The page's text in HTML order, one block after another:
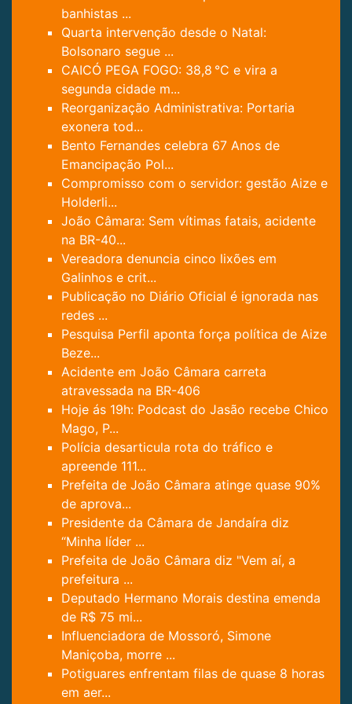
banhistas ...
Quarta intervenção desde o Natal:
Bolsonaro segue ...
CAICÓ PEGA FOGO: 38,8 °C e vira a
segunda cidade m...
Reorganização Administrativa: Portaria
exonera tod...
Bento Fernandes celebra 67 Anos de
Emancipação Pol...
Compromisso com o servidor: gestão Aize e
Holderli...
João Câmara: Sem vítimas fatais, acidente
na BR-40...
Vereadora denuncia cinco lixões em
Galinhos e crit...
Publicação no Diário Oficial é ignorada nas
redes ...
Pesquisa Perfil aponta força política de Aize
Beze...
Acidente em João Câmara carreta
atravessada na BR-406
Hoje ás 19h: Podcast do Jasão recebe Chico
Mago, P...
Polícia desarticula rota do tráfico e
apreende 111...
Prefeita de João Câmara atinge quase 90%
de aprova...
Presidente da Câmara de Jandaíra diz
“Minha líder ...
Prefeita de João Câmara diz "Vem aí, a
prefeitura ...
Deputado Hermano Morais destina emenda
de R$ 75 mi...
Influenciadora de Mossoró, Simone
Maniçoba, morre ...
Potiguares enfrentam filas de quase 8 horas
em aer...